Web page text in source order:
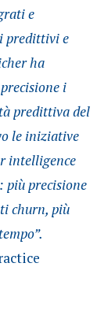
e
predittivi e
ha
i
predittiva del
le iniziative
intelligence
più precisione
churn, più